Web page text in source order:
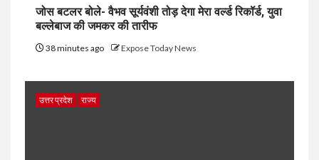
जोस बटलर बोले- वैभव सूर्यवंशी तोड़ देगा मेरा वर्ल्ड रिकॉर्ड, युवा
बल्लेबाज की जमकर की तारीफ
38 minutes ago Expose Today News
उत्तर प्रदेश राज्य